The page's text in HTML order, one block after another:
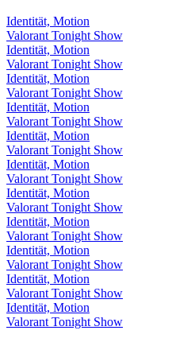
Identität, Motion
Valorant Tonight Show
Identität, Motion
Valorant Tonight Show
Identität, Motion
Valorant Tonight Show
Identität, Motion
Valorant Tonight Show
Identität, Motion
Valorant Tonight Show
Identität, Motion
Valorant Tonight Show
Identität, Motion
Valorant Tonight Show
Identität, Motion
Valorant Tonight Show
Identität, Motion
Valorant Tonight Show
Identität, Motion
Valorant Tonight Show
Identität, Motion
Valorant Tonight Show